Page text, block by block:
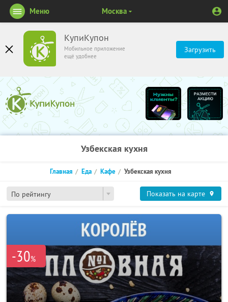
КупиКупон
Мобильное приложение
ещё удобнее
Загрузить
Меню Москва
Узбекская кухня
По рейтингу
Главная Еда Кафе Узбекская кухня
Показать на карте
-30%